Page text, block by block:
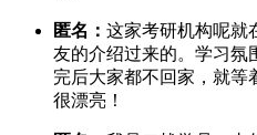
匿名： 这家考研机构呢就
友的介绍过来的。学习氛
完后大家都不回家，就等
很漂亮！